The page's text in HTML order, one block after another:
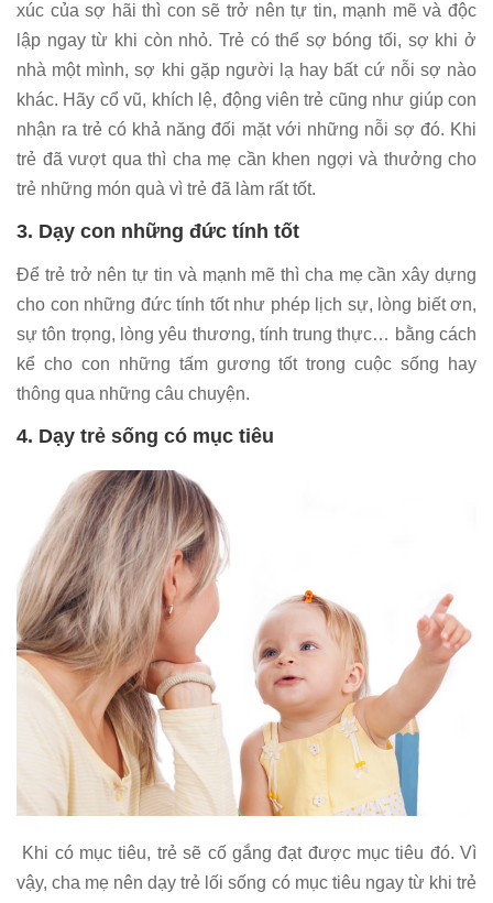
xúc của sợ hãi thì con sẽ trở nên tự tin, mạnh mẽ và độc
lập ngay từ khi còn nhỏ. Trẻ có thể sợ bóng tối, sợ khi ở
nhà một mình, sợ khi gặp người lạ hay bất cứ nỗi sợ nào
khác. Hãy cổ vũ, khích lệ, động viên trẻ cũng như giúp con
nhận ra trẻ có khả năng đối mặt với những nỗi sợ đó. Khi
trẻ đã vượt qua thì cha mẹ cần khen ngợi và thưởng cho
trẻ những món quà vì trẻ đã làm rất tốt.
3. Dạy con những đức tính tốt
Để trẻ trở nên tự tin và mạnh mẽ thì cha mẹ cần xây dựng
cho con những đức tính tốt như phép lịch sự, lòng biết ơn,
sự tôn trọng, lòng yêu thương, tính trung thực… bằng cách
kể cho con những tấm gương tốt trong cuộc sống hay
thông qua những câu chuyện.
4. Dạy trẻ sống có mục tiêu
Khi có mục tiêu, trẻ sẽ cố gắng đạt được mục tiêu đó. Vì
vậy, cha mẹ nên dạy trẻ lối sống có mục tiêu ngay từ khi trẻ